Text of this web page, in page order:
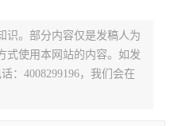
识。部分内容仅是发稿人为
式使用本网站的内容。如发
：4008299196，我们会在